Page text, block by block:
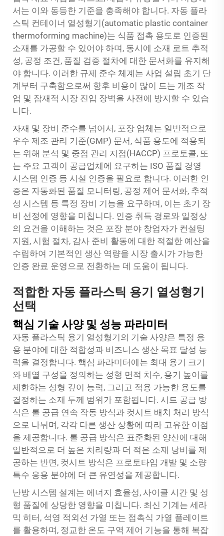
서는 이와 동등한 기준을 충족해야 합니다. 자동 플라
스틱 컨테이너 열성형기(automatic plastic container
thermoforming machine)는 식품 접촉 용도로 인증된
소재를 가공할 수 있어야 하며, 동시에 소재 로트 추적
성, 공정 조건, 품질 검증 절차에 대한 문서화를 유지해
야 합니다. 이러한 규제 준수 체계는 사업 설립 초기 단
계부터 구축함으로써 향후 비용이 많이 드는 개조 작
업 및 잠재적 시장 진입 장벽을 사전에 방지할 수 있습
니다.
자재 및 장비 준수를 넘어서, 포장 업체는 일반적으로
우수 제조 관리 기준(GMP) 문서, 식품 용도에 적용되
는 위해 분석 및 중점 관리 지점(HACCP) 프로토콜, 또
는 주요 고객이 공급업체에 요구하는 ISO 품질 경영
시스템 인증 등 시설 인증을 필요로 합니다. 이러한 인
증은 자동화된 품질 모니터링, 공정 제어 문서화, 추적
성 시스템 등 특정 장비 기능을 요구하며, 이는 초기 장
비 선정에 영향을 미칩니다. 인증 취득 경로와 일정상
의 요건을 이해하는 것은 포장 분야 창업자가 컨설팅
지원, 시험 절차, 감사 준비 활동에 대한 적절한 예산을
수립하여 기본적인 생산 역량을 시장 출시가 가능한
인증 완료 운영으로 전환하는 데 도움이 됩니다.
적합한 자동 플라스틱 용기 열성형기
선택
핵심 기술 사양 및 성능 파라미터
자동 플라스틱 용기 열성형기의 기술 사양은 특정 응
용 분야에 대한 적합성과 비즈니스 생산 목표 달성 능
력을 결정합니다. 핵심 파라미터에는 최대 용기 크기
와 배열 구성을 정의하는 성형 면적 치수, 용기 높이를
제한하는 성형 깊이 능력, 그리고 적용 가능한 용도를
결정하는 소재 두께 범위가 포함됩니다. 시트 공급 방
식은 롤 공급 연속 작동 방식과 컷시트 배치 처리 방식
으로 나뉘며, 각각 다른 생산 상황에 따라 고유한 이점
을 제공합니다. 롤 공급 방식은 표준화된 양산에 대해
일반적으로 더 높은 처리량과 더 적은 소재 낭비를 제
공하는 반면, 컷시트 방식은 프로토타입 개발 및 소량
특수 응용 분야에 더 큰 유연성을 제공합니다.
난방 시스템 설계는 에너지 효율성, 사이클 시간 및 성
형 품질에 상당한 영향을 미칩니다. 최신 기계는 세라
믹 히터, 석영 적외선 가열 또는 접촉식 가열 플레이트
를 활용하며, 정교한 온도 구역 제어 기능을 통해 복잡